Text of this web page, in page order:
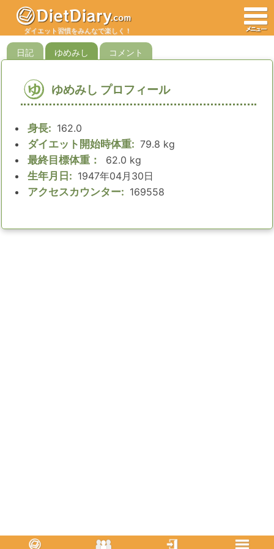
ダイエット習慣をみんなで楽しく！
日記 ゆめみし コメント
ゆ ゆめみし プロフィール
身長: 162.0
ダイエット開始時体重: 79.8 kg
最終目標体重：
62.0 kg
生年月日: 1947年04月30日
アクセスカウンター: 169558